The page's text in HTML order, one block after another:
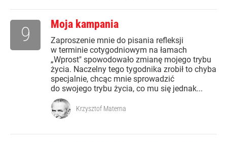
Moja kampania
Zaproszenie mnie do pisania refleksji
w terminie cotygodniowym na łamach
„Wprost" spowodowało zmianę mojego trybu
życia. Naczelny tego tygodnika zrobił to chyba
specjalnie, chcąc mnie sprowadzić
do swojego trybu życia, co mu się jednak...
9
Krzysztof Materna